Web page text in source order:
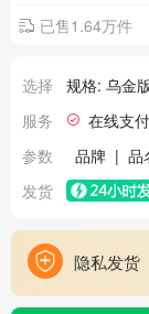
已售1.64万件
选择
规格: 乌金
服务 在线支
极速退款
参数 品牌 | 品
规格 | 有
发货
隐私发货